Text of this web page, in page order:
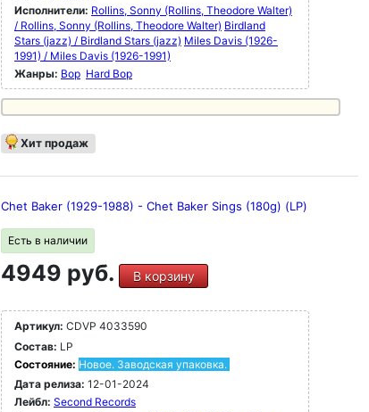
Исполнители: Rollins, Sonny (Rollins, Theodore Walter)
/ Rollins, Sonny (Rollins, Theodore Walter) Birdland
Stars (jazz) / Birdland Stars (jazz) Miles Davis (1926-
1991) / Miles Davis (1926-1991)
Жанры: Bop Hard Bop
Хит продаж
Chet Baker (1929-1988) - Chet Baker Sings (180g) (LP)
Есть в наличии
4949 руб. В корзину
Артикул: CDVP 4033590
Состав: LP
Состояние: Новое. Заводская упаковка.
Дата релиза: 12-01-2024
Лейбл: Second Records